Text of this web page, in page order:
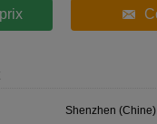
Shenzhen